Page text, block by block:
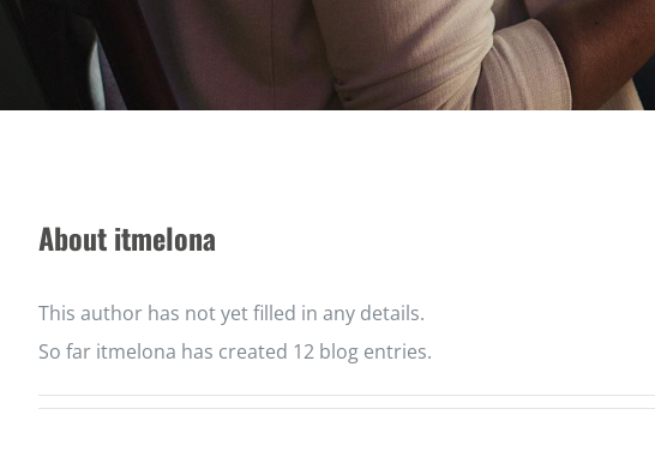
Aboutitmelona
This author has not yet filled in any details.
So far itmelona has created 12 blog entries.